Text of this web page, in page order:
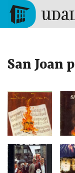
Aller au contenu
San Joan